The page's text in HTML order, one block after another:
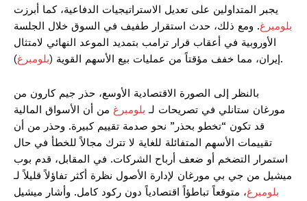
يجبر المتداولين على تعديل الاستراتيجيات الدفاعية، كما أبرزت
بلومبرغ. ومع ذلك، حدث استقرار طفيف في السوق خلال الجلسة
الأوروبية في أعقاب قرار ترامب بتمديد الموعد النهائي لامتثال
إيران، مما خفف مؤقتاً من عمليات بيع الأسهم القوية (بلومبرغ ).
بالنظر إلى الصورة الاقتصادية الأوسع، حذر جيم كارون من
مورغان ستانلي في تصريحات لـ بلومبرغ من أن الأسواق المالية
قد تكون “تخطو بحذر” نحو صدمة تقييم كبيرة. وحذر من أن
تقييمات الأسهم المتفائلة للغاية لا تترك مجالاً للخطأ في حال
استمرار التضخم أو ضعف أرباح الشركات. في المقابل، قدم بوب
ميشيل من جي بي مورغان لإدارة الأصول نظرة أكثر تفاؤلاً قليلاً لـ
بلومبرغ، متوقعاً تباطؤاً اقتصادياً دون ركود كامل. وأشار ميشيل